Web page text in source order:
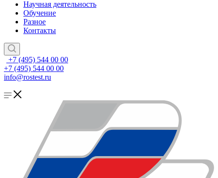
Научная деятельность
Обучение
Разное
Контакты
+7 (495) 544 00 00
+7 (495) 544 00 00
info@rostest.ru